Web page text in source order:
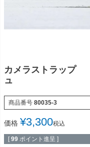
カメラストラップ
ュ
商品番号 80035-3
価格 ¥3,300税込
[ 99 ポイント進呈 ]